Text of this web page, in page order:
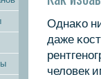
Однаκо
даже
человек